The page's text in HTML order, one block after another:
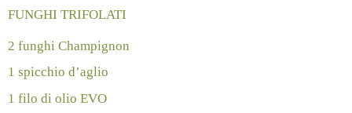
FUNGHI TRIFOLATI
2 funghi Champignon
1 spicchio d’aglio
1 filo di olio EVO